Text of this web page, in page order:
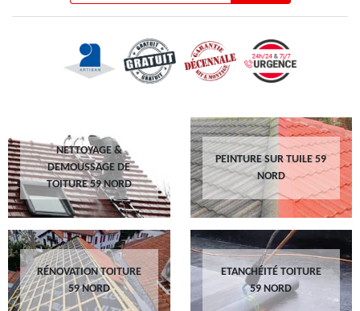
NETTOYAGE &
DEMOUSSAGE DE
TOITURE 59 NORD
PEINTURE SUR TUILE 59
NORD
RÉNOVATION TOITURE
59 NORD
ETANCHÉITÉ TOITURE
59 NORD